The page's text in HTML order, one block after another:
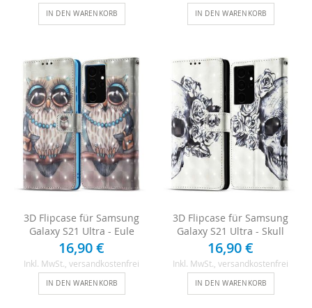
IN DEN WARENKORB IN DEN WARENKORB
3D Flipcase für Samsung
Galaxy S21 Ultra - Eule
16,90 €
Inkl. MwSt. , versandkostenfrei
IN DEN WARENKORB
3D Flipcase für Samsung
Galaxy S21 Ultra - Skull
16,90 €
Inkl. MwSt. , versandkostenfrei
IN DEN WARENKORB